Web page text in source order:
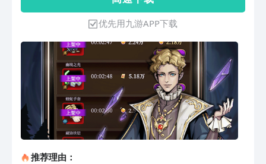
优先用九游APP下载
推荐理由：